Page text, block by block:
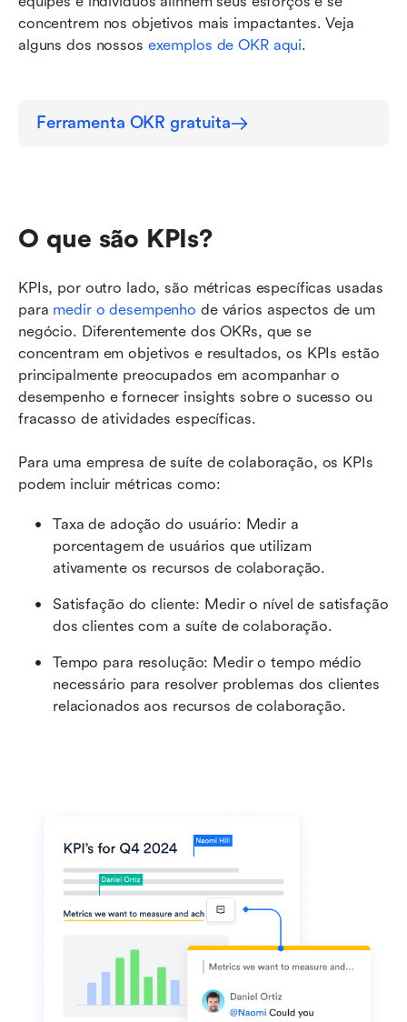
concentrem nos objetivos mais impactantes. Veja
alguns dos nossos exemplos de OKR aqui.
Ferramenta OKR gratuita
O que são KPIs?
KPIs, por outro lado, são métricas específicas usadas
para medir o desempenho de vários aspectos de um
negócio. Diferentemente dos OKRs, que se
concentram em objetivos e resultados, os KPIs estão
principalmente preocupados em acompanhar o
desempenho e fornecer insights sobre o sucesso ou
fracasso de atividades específicas.
Para uma empresa de suíte de colaboração, os KPIs
podem incluir métricas como:
Taxa de adoção do usuário: Medir a
porcentagem de usuários que utilizam
ativamente os recursos de colaboração.
Satisfação do cliente: Medir o nível de satisfação
dos clientes com a suíte de colaboração.
Tempo para resolução: Medir o tempo médio
necessário para resolver problemas dos clientes
relacionados aos recursos de colaboração.